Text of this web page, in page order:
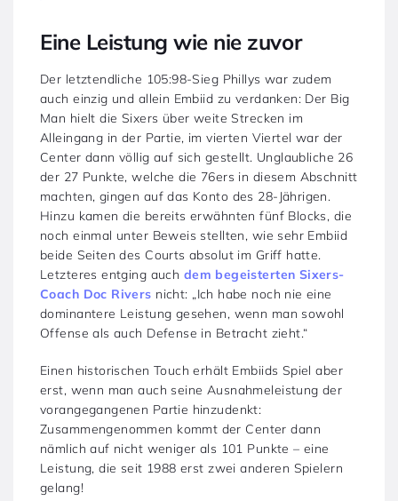
Eine Leistung wie nie zuvor
Der letztendliche 105:98-Sieg Phillys war zudem
auch einzig und allein Embiid zu verdanken: Der Big
Man hielt die Sixers über weite Strecken im
Alleingang in der Partie, im vierten Viertel war der
Center dann völlig auf sich gestellt. Unglaubliche 26
der 27 Punkte, welche die 76ers in diesem Abschnitt
machten, gingen auf das Konto des 28-Jährigen.
Hinzu kamen die bereits erwähnten fünf Blocks, die
noch einmal unter Beweis stellten, wie sehr Embiid
beide Seiten des Courts absolut im Griff hatte.
Letzteres entging auch dem begeisterten Sixers-
Coach Doc Rivers nicht: „Ich habe noch nie eine
dominantere Leistung gesehen, wenn man sowohl
Offense als auch Defense in Betracht zieht.“
Einen historischen Touch erhält Embiids Spiel aber
erst, wenn man auch seine Ausnahmeleistung der
vorangegangenen Partie hinzudenkt:
Zusammengenommen kommt der Center dann
nämlich auf nicht weniger als 101 Punkte – eine
Leistung, die seit 1988 erst zwei anderen Spielern
gelang!